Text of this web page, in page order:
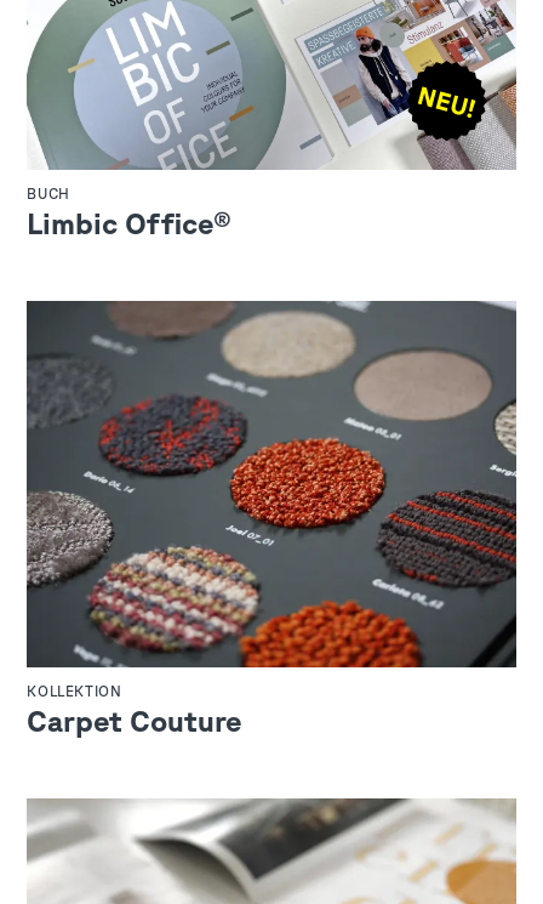
BUCH
Limbic Office®
KOLLEKTION
Carpet Couture